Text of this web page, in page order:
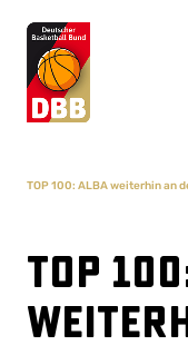
TOP 100: ALBA weiterhin an
TOP